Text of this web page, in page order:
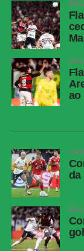
parando no
Palmeiras
contra o
Paulinho
Barranquilla
diminuiu o
ameaças mais
de Carlos
festa alviverde
Próximos
Palmeiras
ao
da